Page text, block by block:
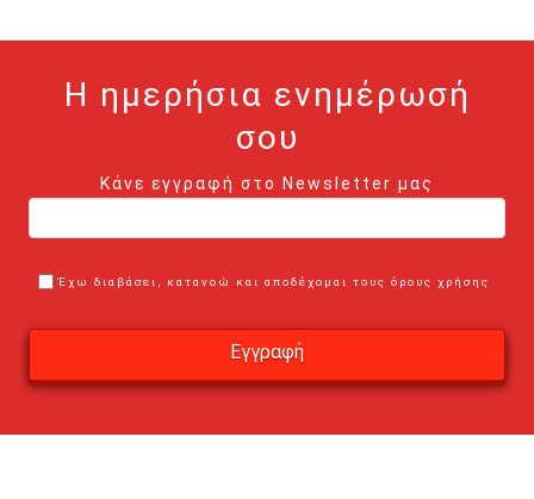
Η ημερήσια ενημέρωσή
σου
Κάνε εγγραφή στο Newsletter μας
Έχω διαβάσει, κατανοώ και αποδέχομαι τους όρους χρήσης